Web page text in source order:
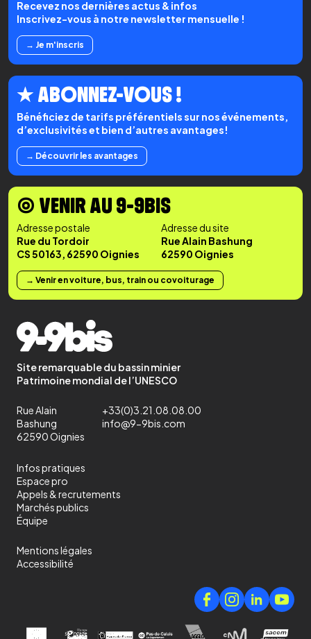
Recevez nos dernières actus & infos
Inscrivez-vous à notre newsletter mensuelle !
→ Je m'inscris
★ ABONNEZ-VOUS !
Bénéficiez de tarifs préférentiels sur nos événements,
d’exclusivités et bien d’autres avantages!
→ Découvrir les avantages
◉ VENIR AU 9-9BIS
Adresse postale
Rue du Tordoir
CS 50163, 62590 Oignies
Adresse du site
Rue Alain Bashung
62590 Oignies
→ Venir en voiture, bus, train ou covoiturage
Site remarquable du bassin minier
Patrimoine mondial de l’UNESCO
Rue Alain
Bashung
62590 Oignies
+33(0)3.21.08.08.00
info@9-9bis.com
Infos pratiques
Espace pro
Appels & recrutements
Marchés publics
Équipe
Mentions légales
Accessibilité